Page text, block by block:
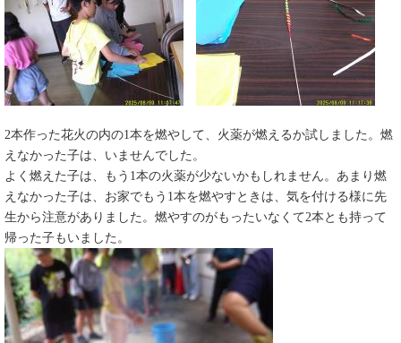
2本作った花火の内の1本を燃やして、火薬が燃えるか試しました。燃
えなかった子は、いませんでした。
よく燃えた子は、もう1本の火薬が少ないかもしれません。あまり燃
えなかった子は、お家でもう1本を燃やすときは、気を付ける様に先
生から注意がありました。燃やすのがもったいなくて2本とも持って
帰った子もいました。